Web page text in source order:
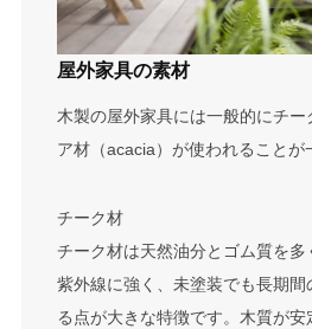
屋外家具の素材
木製の屋外家具には一般的にチ
ア材（acacia）が使われることが
チーク材
チーク材は天然油分とゴム質を多
紫外線に強く、未塗装でも長期
る点が大きな特徴です。木質が